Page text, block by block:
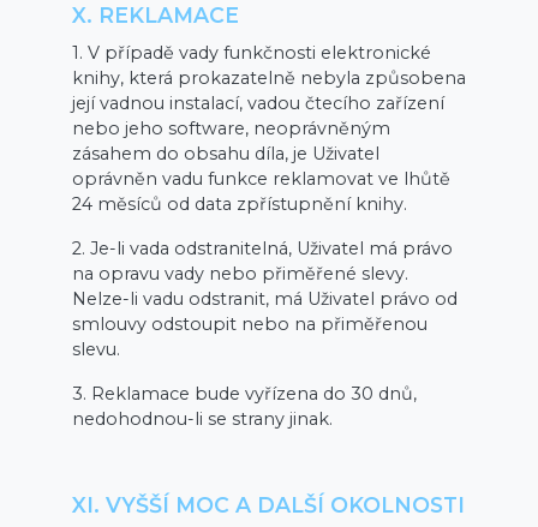
X. REKLAMACE
1. V případě vady funkčnosti elektronické
knihy, která prokazatelně nebyla způsobena
její vadnou instalací, vadou čtecího zařízení
nebo jeho software, neoprávněným
zásahem do obsahu díla, je Uživatel
oprávněn vadu funkce reklamovat ve lhůtě
24 měsíců od data zpřístupnění knihy.
2. Je-li vada odstranitelná, Uživatel má právo
na opravu vady nebo přiměřené slevy.
Nelze-li vadu odstranit, má Uživatel právo od
smlouvy odstoupit nebo na přiměřenou
slevu.
3. Reklamace bude vyřízena do 30 dnů,
nedohodnou-li se strany jinak.
XI. VYŠŠÍ MOC A DALŠÍ OKOLNOSTI